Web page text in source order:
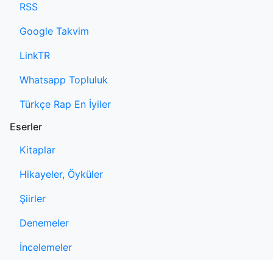
RSS
Google Takvim
LinkTR
Whatsapp Topluluk
Türkçe Rap En İyiler
Eserler
Kitaplar
Hikayeler, Öyküler
Şiirler
Denemeler
İncelemeler